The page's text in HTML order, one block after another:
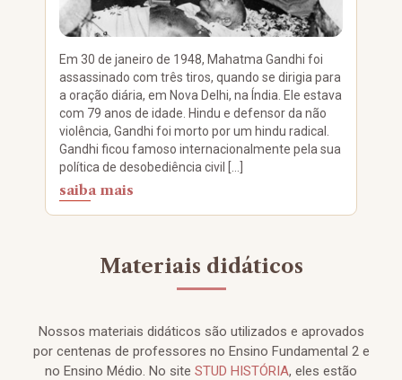
Em 30 de janeiro de 1948, Mahatma Gandhi foi
assassinado com três tiros, quando se dirigia para
a oração diária, em Nova Delhi, na Índia. Ele estava
com 79 anos de idade. Hindu e defensor da não
violência, Gandhi foi morto por um hindu radical.
Gandhi ficou famoso internacionalmente pela sua
política de desobediência civil […]
saiba mais
Materiais didáticos
Nossos materiais didáticos são utilizados e aprovados
por centenas de professores no Ensino Fundamental 2 e
no Ensino Médio. No site STUD HISTÓRIA, eles estão